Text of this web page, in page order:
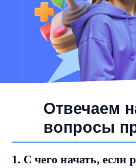
Отвечаем
вопросы
1. С чего начать, если